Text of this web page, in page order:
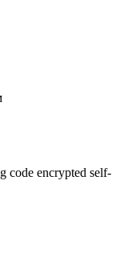
code encrypted self-